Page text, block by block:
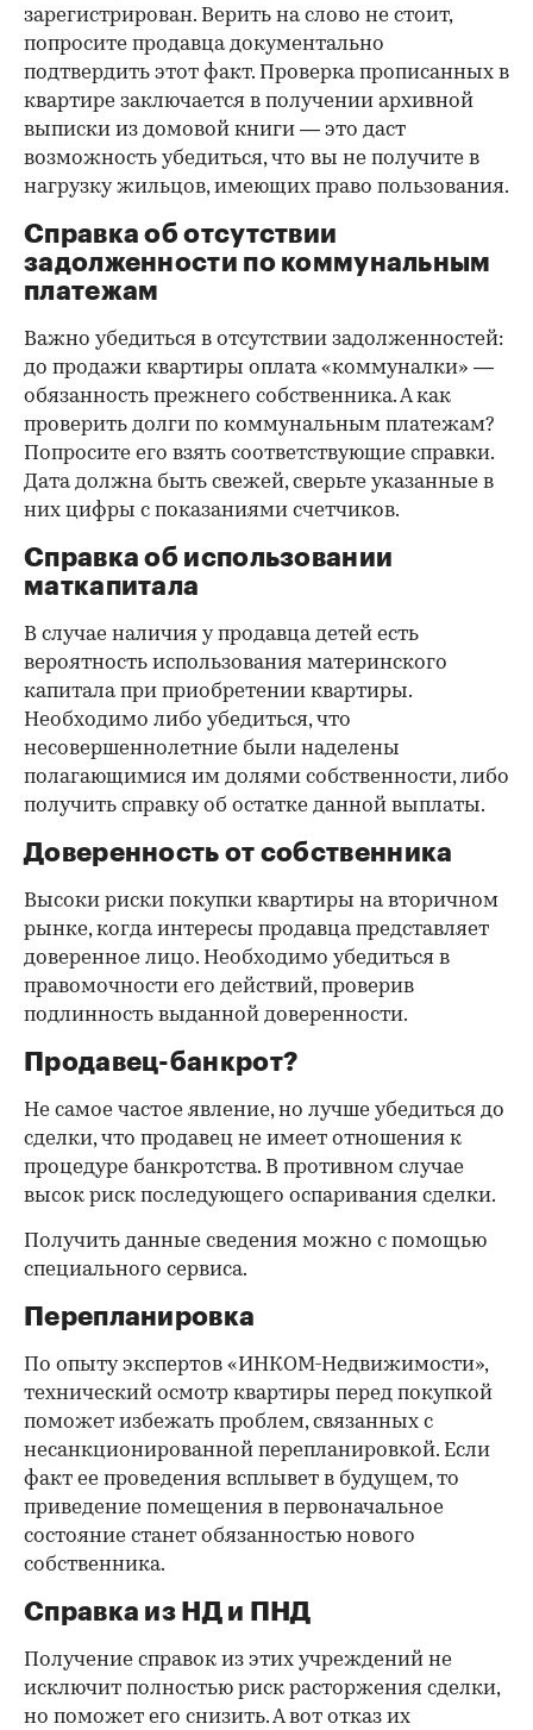
зарегистрирован. Верить на слово не стоит,
попросите продавца документально
подтвердить этот факт. Проверка прописанных в
квартире заключается в получении архивной
выписки из домовой книги — это даст
возможность убедиться, что вы не получите в
нагрузку жильцов, имеющих право пользования.
Справка об отсутствии
задолженности по коммунальным
платежам
Важно убедиться в отсутствии задолженностей:
до продажи квартиры оплата «коммуналки» —
обязанность прежнего собственника. А как
проверить долги по коммунальным платежам?
Попросите его взять соответствующие справки.
Дата должна быть свежей, сверьте указанные в
них цифры с показаниями счетчиков.
Справка об использовании
маткапитала
В случае наличия у продавца детей есть
вероятность использования материнского
капитала при приобретении квартиры.
Необходимо либо убедиться, что
несовершеннолетние были наделены
полагающимися им долями собственности, либо
получить справку об остатке данной выплаты.
Доверенность от собственника
Высоки риски покупки квартиры на вторичном
рынке, когда интересы продавца представляет
доверенное лицо. Необходимо убедиться в
правомочности его действий, проверив
подлинность выданной доверенности.
Продавец-банкрот?
Не самое частое явление, но лучше убедиться до
сделки, что продавец не имеет отношения к
процедуре банкротства. В противном случае
высок риск последующего оспаривания сделки.
Получить данные сведения можно с помощью
специального сервиса.
Перепланировка
По опыту экспертов «ИНКОМ-Недвижимости»,
технический осмотр квартиры перед покупкой
поможет избежать проблем, связанных с
несанкционированной перепланировкой. Если
факт ее проведения всплывет в будущем, то
приведение помещения в первоначальное
состояние станет обязанностью нового
собственника.
Справка из НД и ПНД
Получение справок из этих учреждений не
исключит полностью риск расторжения сделки,
но поможет его снизить. А вот отказ их